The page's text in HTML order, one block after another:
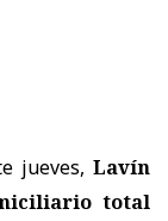
jueves, Lavín
total